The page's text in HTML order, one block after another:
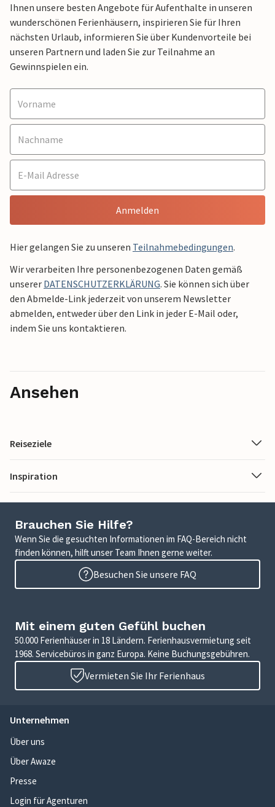
Ihnen unsere besten Angebote für Aufenthalte in unseren
wunderschönen Ferienhäusern, inspirieren Sie für Ihren
nächsten Urlaub, informieren Sie über Kundenvorteile bei
unseren Partnern und laden Sie zur Teilnahme an
Gewinnspielen ein.
Anmelden
Hier gelangen Sie zu unseren Teilnahmebedingungen.
Wir verarbeiten Ihre personenbezogenen Daten gemäß
unserer DATENSCHUTZERKLÄRUNG. Sie können sich über
den Abmelde-Link jederzeit von unserem Newsletter
abmelden, entweder über den Link in jeder E-Mail oder,
indem Sie uns kontaktieren.
Ansehen
Reiseziele
Inspiration
Brauchen Sie Hilfe?
Wenn Sie die gesuchten Informationen im FAQ-Bereich nicht
finden können, hilft unser Team Ihnen gerne weiter.
Besuchen Sie unsere FAQ
Mit einem guten Gefühl buchen
50.000 Ferienhäuser in 18 Ländern. Ferienhausvermietung seit
1968. Servicebüros in ganz Europa. Keine Buchungsgebühren.
Vermieten Sie Ihr Ferienhaus
Unternehmen
Über uns
Über Awaze
Presse
Login für Agenturen